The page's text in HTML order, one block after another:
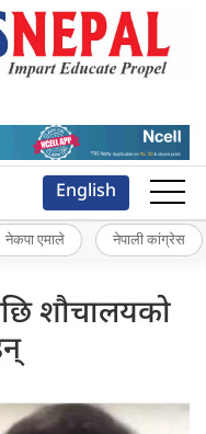
English
नेकपा एमाले नेपाली कांग्रेस
शौचालयको